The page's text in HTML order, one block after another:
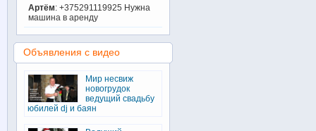
Артём: +375291119925 Нужна
машина в аренду
Объявления с видео
Мир несвиж
новогрудок
ведущий свадьбу
юбилей dj и баян